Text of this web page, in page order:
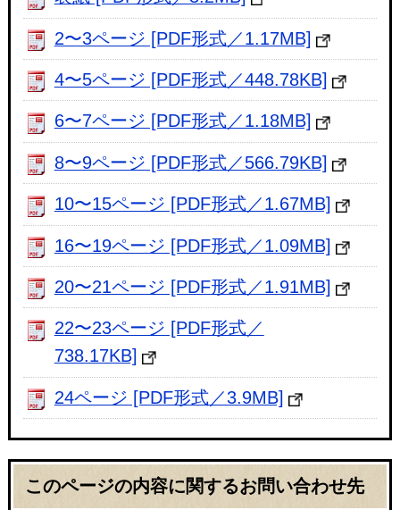
2〜3ページ [PDF形式／1.17MB]
4〜5ページ [PDF形式／448.78KB]
6〜7ページ [PDF形式／1.18MB]
8〜9ページ [PDF形式／566.79KB]
10〜15ページ [PDF形式／1.67MB]
16〜19ページ [PDF形式／1.09MB]
20〜21ページ [PDF形式／1.91MB]
22〜23ページ [PDF形式／
738.17KB]
24ページ [PDF形式／3.9MB]
このページの内容に関するお問い合わせ先